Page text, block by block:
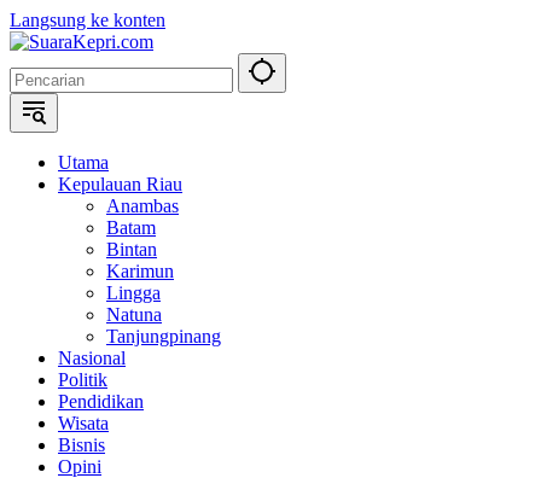
Langsung ke konten
Utama
Kepulauan Riau
Anambas
Batam
Bintan
Karimun
Lingga
Natuna
Tanjungpinang
Nasional
Politik
Pendidikan
Wisata
Bisnis
Opini